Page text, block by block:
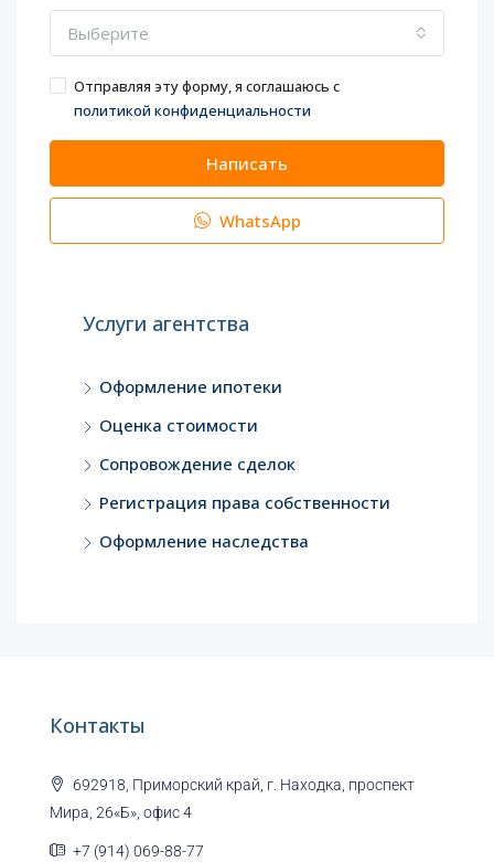
Выберите
Отправляя эту форму, я соглашаюсь с
политикой конфиденциальности
Написать
WhatsApp
Услуги агентства
Оформление ипотеки
Оценка стоимости
Сопровождение сделок
Регистрация права собственности
Оформление наследства
Контакты
692918, Приморский край, г. Находка, проспект
Мира, 26«Б», офис 4
+7 (914) 069-88-77